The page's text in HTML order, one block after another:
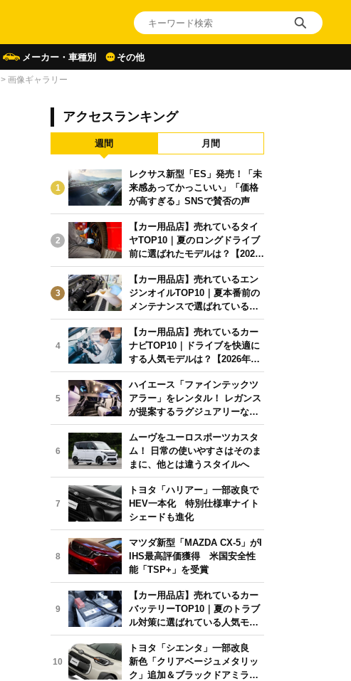
メーカー・車種別 その他
> 画像ギャラリー
アクセスランキング
週間 月間
1
レクサス新型「ES」発売！「未
来感あってかっこいい」「価格
が高すぎる」SNSで賛否の声
2
【カー用品店】売れているタイ
ヤTOP10｜夏のロングドライブ
前に選ばれたモデルは？【2026
年6月版】
3
【カー用品店】売れているエン
ジンオイルTOP10｜夏本番前の
メンテナンスで選ばれている人
気モデルは？【2026年6月版】
4
【カー用品店】売れているカー
ナビTOP10｜ドライブを快適に
する人気モデルは？【2026年6
月版】
5
ハイエース「ファインテックツ
アラー」をレンタル！ レガンス
が提案するラグジュアリーな移
動体験
6
ムーヴをユーロスポーツカスタ
ム！ 日常の使いやすさはそのま
まに、他とは違うスタイルへ
7
トヨタ「ハリアー」一部改良で
HEV一本化 特別仕様車ナイト
シェードも進化
8
マツダ新型「MAZDA CX-5」がI
IHS最高評価獲得 米国安全性
能「TSP+」を受賞
9
【カー用品店】売れているカー
バッテリーTOP10｜夏のトラブ
ル対策に選ばれている人気モデ
ルは？【2026年6月版】
10
トヨタ「シエンタ」一部改良
新色「クリアベージュメタリッ
ク」追加＆ブラックドアミラー